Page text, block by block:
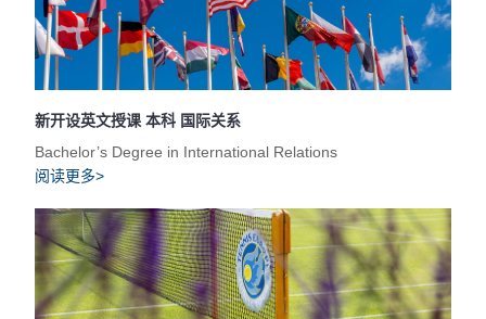
新开设英文授课 本科 国际关系
Bachelor’s Degree in International Relations
阅读更多>